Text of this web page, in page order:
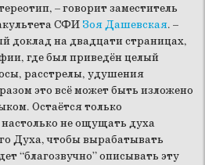
– говорит заместитель
СФИ Зоя Дашевская. –
доклад на двадцати страницах,
где был приведён целый
расстрелы, удушения
это всё может быть изложено
Остаётся только
не ощущать духа
Духа, чтобы вырабатывать
“благозвучно” описывать эту